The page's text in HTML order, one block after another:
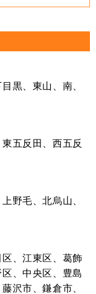
黒、東山、南、
五反田、西五反
野毛、北烏山、
、江東区、葛飾
、中央区、豊島
沢市、鎌倉市、